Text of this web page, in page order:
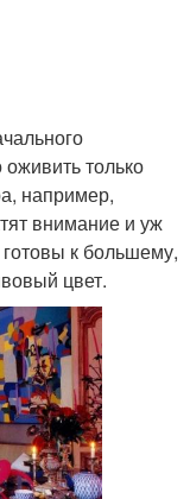
только
например,
внимание и уж
к большему,
цвет.